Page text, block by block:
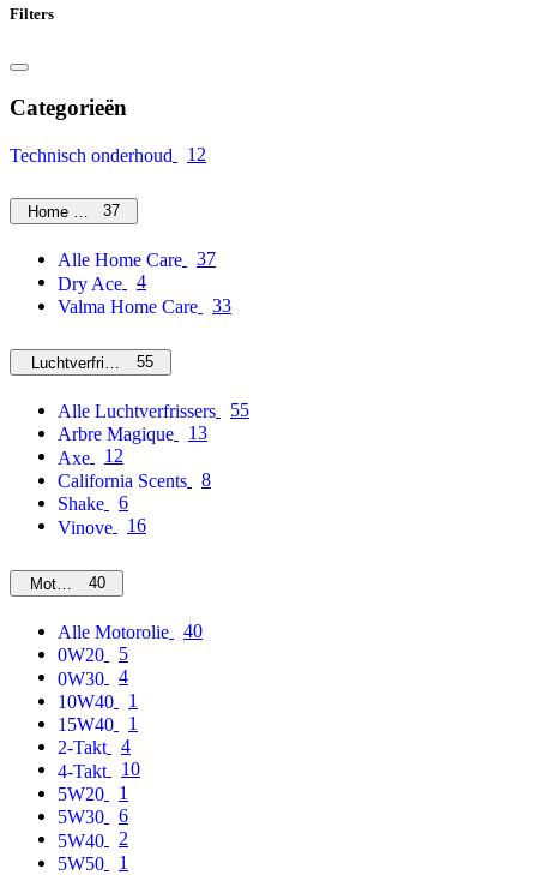
Filters
Categorieën
Technisch onderhoud 12
Home Care37
Alle Home Care
37
Dry Ace
4
Valma Home Care
33
Luchtverfrissers55
Alle Luchtverfrissers
55
Arbre Magique
13
Axe
12
California Scents
8
Shake
6
Vinove
16
Motorolie40
Alle Motorolie
40
0W20
5
0W30
4
10W40
1
15W40
1
2-Takt
4
4-Takt
10
5W20
1
5W30
6
5W40
2
5W50
1